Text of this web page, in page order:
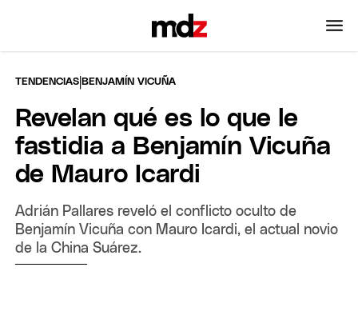
TENDENCIAS |BENJAMÍN VICUÑA
Revelan qué es lo que le
fastidia a Benjamín Vicuña
de Mauro Icardi
Adrián Pallares reveló el conflicto oculto de
Benjamín Vicuña con Mauro Icardi, el actual novio
de la China Suárez.